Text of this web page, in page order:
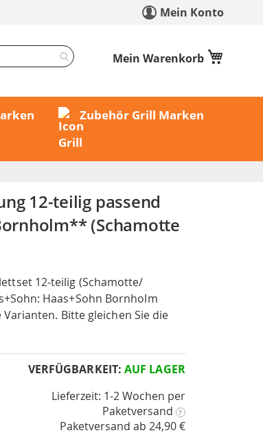
Mein Konto
Mein Warenkorb
Zubehör Grill Marken
12-teilig passend
(Schamotte
12-teilig (Schamotte/
Haas+Sohn Bornholm
Bitte gleichen Sie die
VERFÜGBARKEIT:AUF LAGER
Lieferzeit: 1-2 Wochen per
Paketversand
?
Paketversand ab 24,90 €